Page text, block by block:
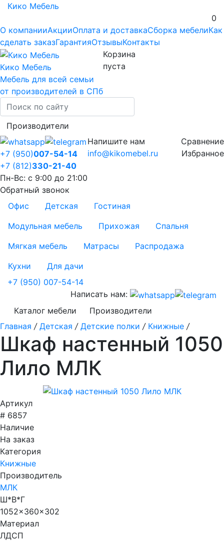
Кико Мебель
0
О компанииАкцииОплата и доставкаСборка мебелиКак
сделать заказГарантияОтзывыКонтакты
Кико Мебель
Мебель для всей семьи
от производителей в СПб
Производители
+7 (950)007-54-14
+7 (812)330-21-40
Пн-Вс: с 9:00 до 21:00
Обратный звонок
Напишите нам
info@kikomebel.ru
Сравнение
Избранное
Корзина
пуста
Офис Детская
Гостиная
Модульная мебель
Прихожая
Спальня
Мягкая мебель
Матрасы
Распродажа
Кухни
Для дачи
+7 (950) 007-54-14
Написать нам:
Каталог мебели
Производители
Главная / Детская / Детские полки / Книжные /
Шкаф настенный 1050
Лило МЛК
Артикул
# 6857
Наличие
На заказ
Категория
Книжные
Производитель
МЛК
Ш*В*Г
1052x360x302
Материал
ЛДСП